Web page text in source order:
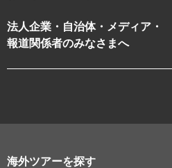
法人企業・自治体・メディア・
報道関係者のみなさまへ
海外ツアーを探す